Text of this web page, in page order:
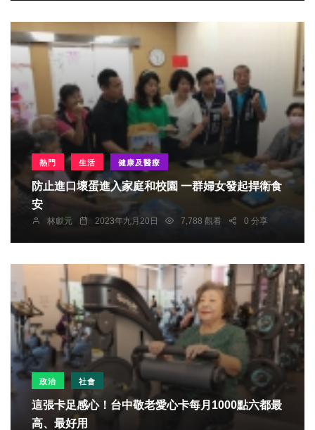
熱門 生活 健康及醫療
防止進口壞蛋進入家庭和校園 一群婦女發起捍衛食
安
林獻元 2023年九月20日 7,788 觀看 0 分享
政治 社會
這張卡足感心！台中敬老愛心卡每月1000點六都最
高、最好用